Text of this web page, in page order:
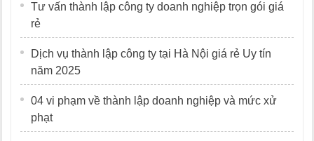
Tư vấn thành lập công ty doanh nghiệp trọn gói giá
rẻ
Dịch vụ thành lập công ty tại Hà Nội giá rẻ Uy tín
năm 2025
04 vi phạm về thành lập doanh nghiệp và mức xử
phạt